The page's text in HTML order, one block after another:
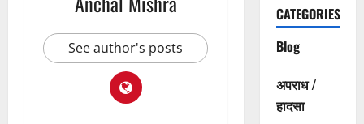
See author's posts
CATEGORIES
Blog
अपराध /
हादसा